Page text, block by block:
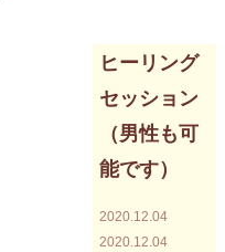
ヒーリング
セッション
（男性も可
能です）
2020.12.04
2020.12.04